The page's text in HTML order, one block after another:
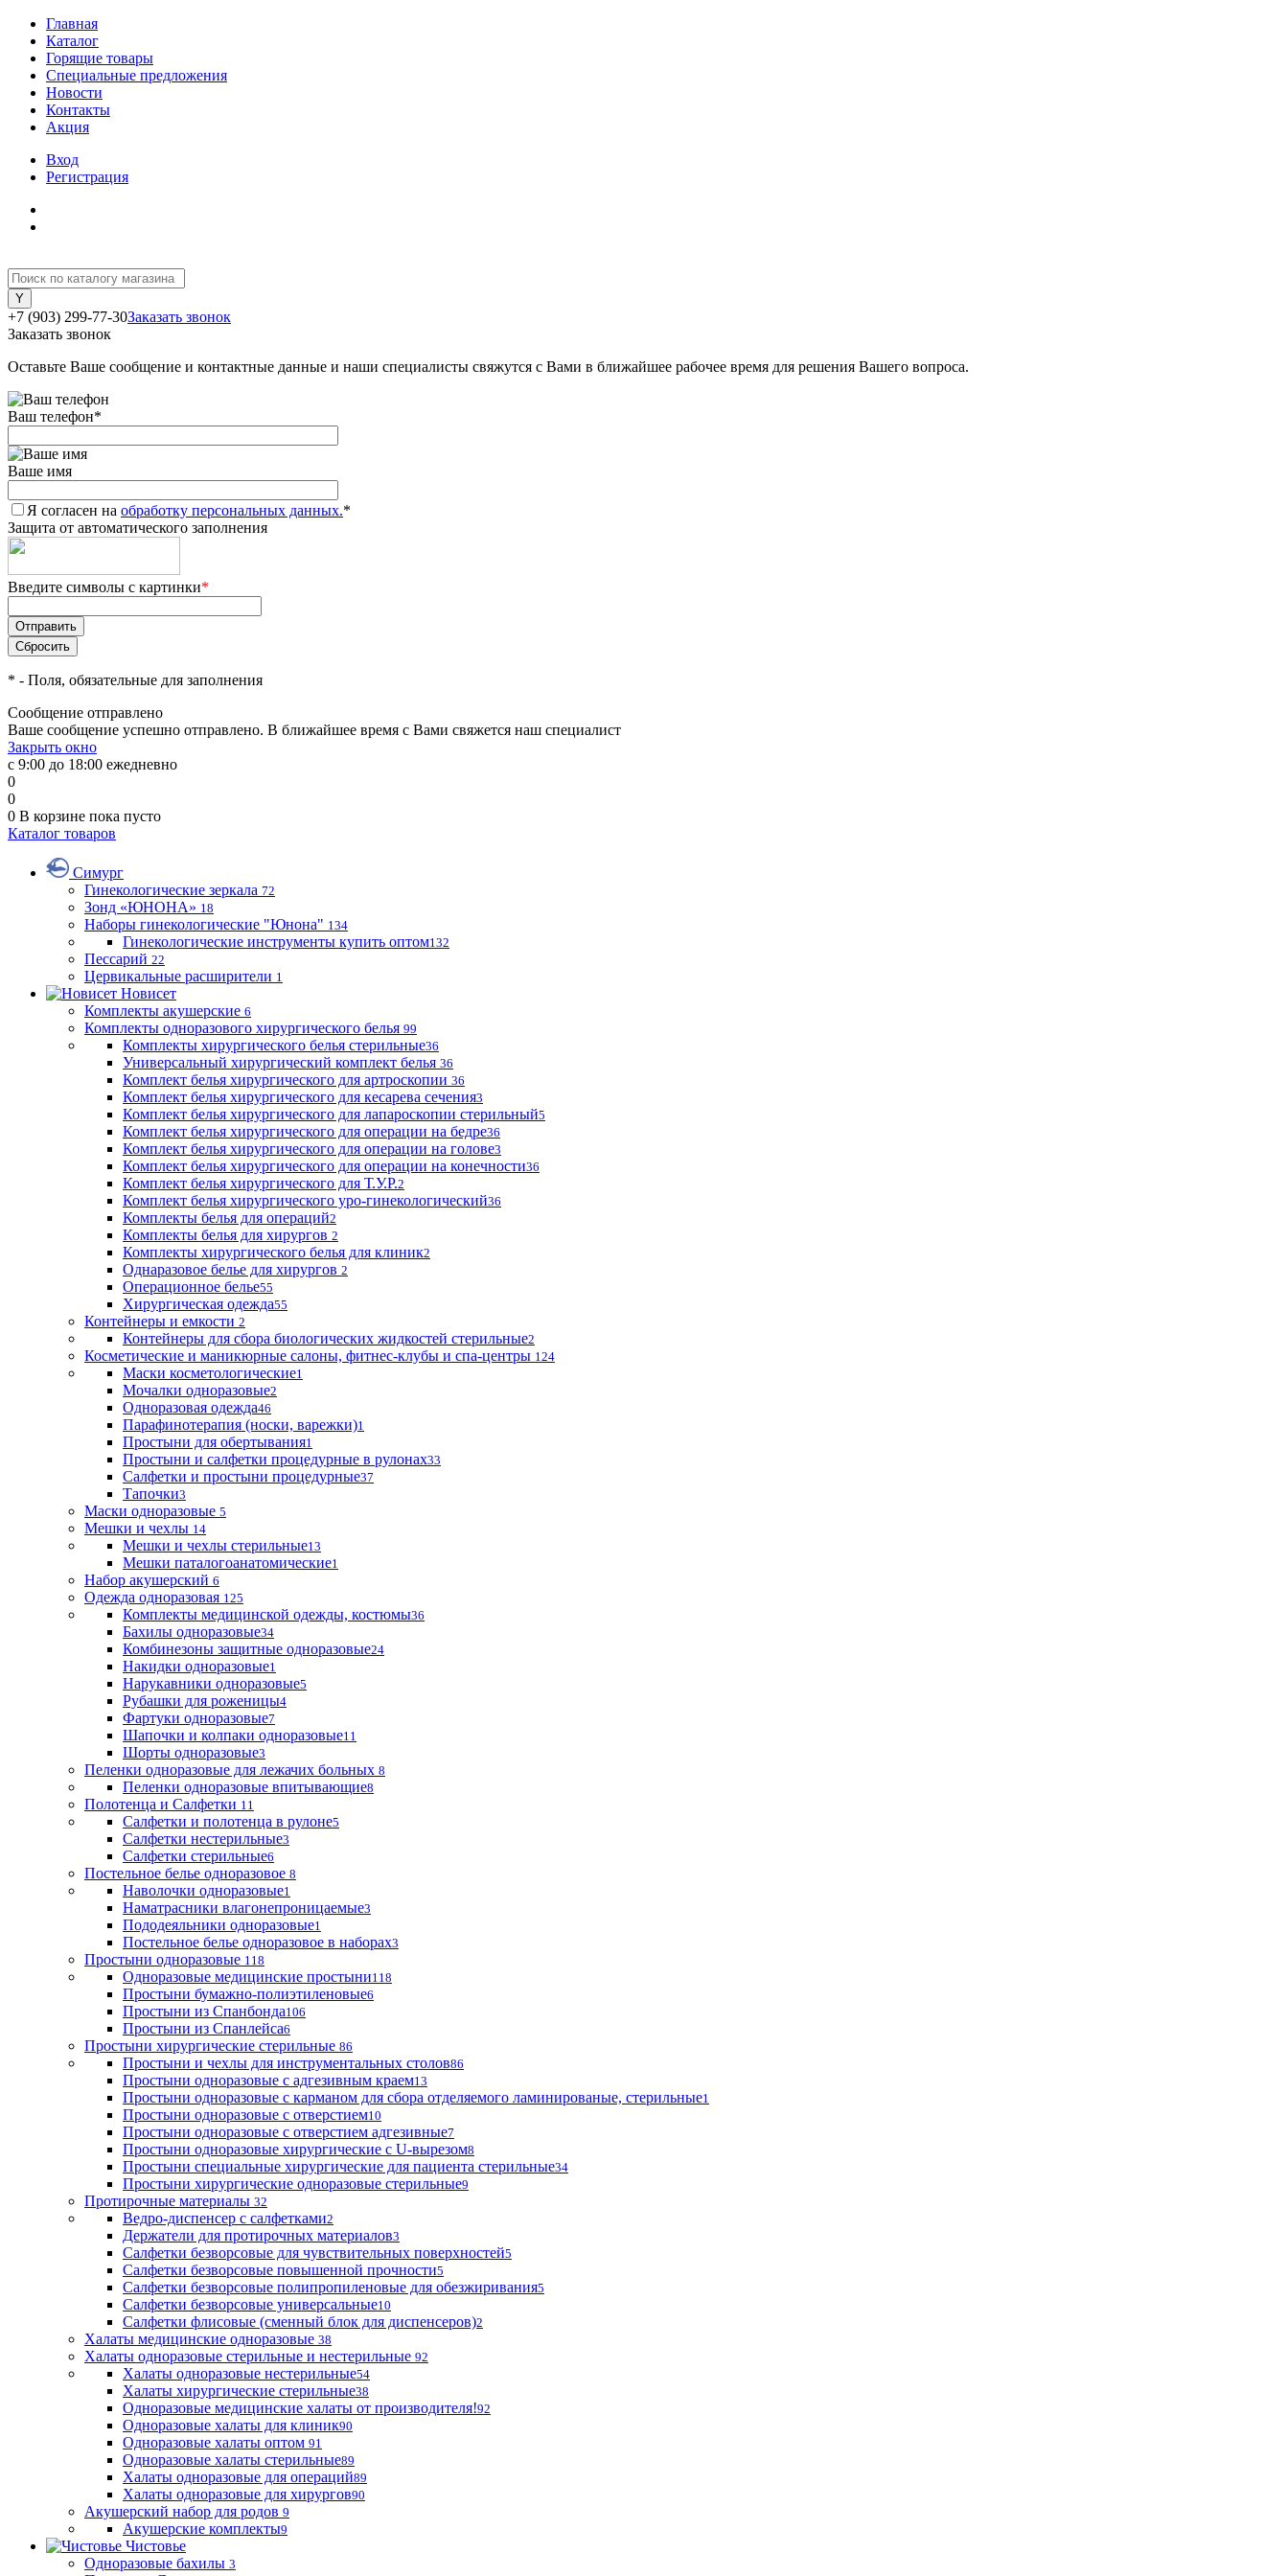
Главная
Каталог
Горящие товары
Специальные предложения
Новости
Контакты
Акция
Вход
Регистрация
+7 (903) 299-77-30Заказать звонок
Заказать звонок
Оставьте Ваше сообщение и контактные данные и наши специалисты свяжутся с Вами в ближайшее рабочее время для решения Вашего вопроса.
Ваш телефон*
Ваше имя
Я согласен на обработку персональных данных.*
Защита от автоматического заполнения
Введите символы с картинки*
* - Поля, обязательные для заполнения
Сообщение отправлено
Ваше сообщение успешно отправлено. В ближайшее время с Вами свяжется наш специалист
Закрыть окно
с 9:00 до 18:00 ежедневно
0
0
0 В корзине пока пусто
Каталог товаров
Симург
Гинекологические зеркала 72
Зонд «ЮНОНА» 18
Наборы гинекологические "Юнона" 134
Гинекологические инструменты купить оптом132
Пессарий 22
Цервикальные расширители 1
Новисет
Комплекты акушерские 6
Комплекты одноразового хирургического белья 99
Комплекты хирургического белья стерильные36
Универсальный хирургический комплект белья 36
Комплект белья хирургического для артроскопии 36
Комплект белья хирургического для кесарева сечения3
Комплект белья хирургического для лапароскопии стерильный5
Комплект белья хирургического для операции на бедре36
Комплект белья хирургического для операции на голове3
Комплект белья хирургического для операции на конечности36
Комплект белья хирургического для Т.У.Р.2
Комплект белья хирургического уро-гинекологический36
Комплекты белья для операций2
Комплекты белья для хирургов 2
Комплекты хирургического белья для клиник2
Однаразовое белье для хирургов 2
Операционное белье55
Хирургическая одежда55
Контейнеры и емкости 2
Контейнеры для сбора биологических жидкостей стерильные2
Косметические и маникюрные салоны, фитнес-клубы и спа-центры 124
Маски косметологические1
Мочалки одноразовые2
Одноразовая одежда46
Парафинотерапия (носки, варежки)1
Простыни для обертывания1
Простыни и салфетки процедурные в рулонах33
Салфетки и простыни процедурные37
Тапочки3
Маски одноразовые 5
Мешки и чехлы 14
Мешки и чехлы стерильные13
Мешки паталогоанатомические1
Набор акушерский 6
Одежда одноразовая 125
Комплекты медицинской одежды, костюмы36
Бахилы одноразовые34
Комбинезоны защитные одноразовые24
Накидки одноразовые1
Нарукавники одноразовые5
Рубашки для роженицы4
Фартуки одноразовые7
Шапочки и колпаки одноразовые11
Шорты одноразовые3
Пеленки одноразовые для лежачих больных 8
Пеленки одноразовые впитывающие8
Полотенца и Салфетки 11
Салфетки и полотенца в рулоне5
Салфетки нестерильные3
Салфетки стерильные6
Постельное белье одноразовое 8
Наволочки одноразовые1
Наматрасники влагонепроницаемые3
Пододеяльники одноразовые1
Постельное белье одноразовое в наборах3
Простыни одноразовые 118
Одноразовые медицинские простыни118
Простыни бумажно-полиэтиленовые6
Простыни из Спанбонда106
Простыни из Спанлейса6
Простыни хирургические стерильные 86
Простыни и чехлы для инструментальных столов86
Простыни одноразовые с адгезивным краем13
Простыни одноразовые с карманом для сбора отделяемого ламинированые, стерильные1
Простыни одноразовые с отверстием10
Простыни одноразовые с отверстием адгезивные7
Простыни одноразовые хирургические с U-вырезом8
Простыни специальные хирургические для пациента стерильные34
Простыни хирургические одноразовые стерильные9
Протирочные материалы 32
Ведро-диспенсер с салфетками2
Держатели для протирочных материалов3
Салфетки безворсовые для чувствительных поверхностей5
Салфетки безворсовые повышенной прочности5
Салфетки безворсовые полипропиленовые для обезжиривания5
Салфетки безворсовые универсальные10
Салфетки флисовые (сменный блок для диспенсеров)2
Халаты медицинские одноразовые 38
Халаты одноразовые стерильные и нестерильные 92
Халаты одноразовые нестерильные54
Халаты хирургические стерильные38
Одноразовые медицинские халаты от производителя!92
Одноразовые халаты для клиник90
Одноразовые халаты оптом 91
Одноразовые халаты стерильные89
Халаты одноразовые для операций89
Халаты одноразовые для хирургов90
Акушерский набор для родов 9
Акушерские комплекты9
Чистовье
Одноразовые бахилы 3